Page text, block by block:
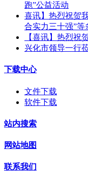
跑”公益活动
喜讯】热烈祝贺
合实力三十强”等
【喜讯】热烈祝
兴化市领导一行
下载中心
文件下载
软件下载
站内搜索
网站地图
联系我们